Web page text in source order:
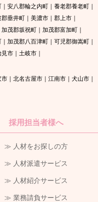
安八郡輪之内町
養老郡養老町
郡垂井町 美濃市
郡上市
加茂郡坂祝町
加茂郡富加町
加茂郡八百津町
可児郡御嵩町
見市 土岐市
市 北名古屋市 江南市 犬山市
採用担当者様へ
≫ 人材をお探しの方
≫ 人材派遣サービス
≫ 人材紹介サービス
≫ 業務請負サービス